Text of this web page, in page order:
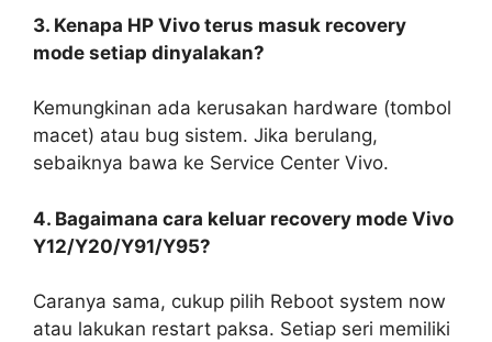
3. Kenapa HP Vivo terus masuk recovery
mode setiap dinyalakan?
Kemungkinan ada kerusakan hardware (tombol
macet) atau bug sistem. Jika berulang,
sebaiknya bawa ke Service Center Vivo.
4. Bagaimana cara keluar recovery mode Vivo
Y12/Y20/Y91/Y95?
Caranya sama, cukup pilih Reboot system now
atau lakukan restart paksa. Setiap seri memiliki